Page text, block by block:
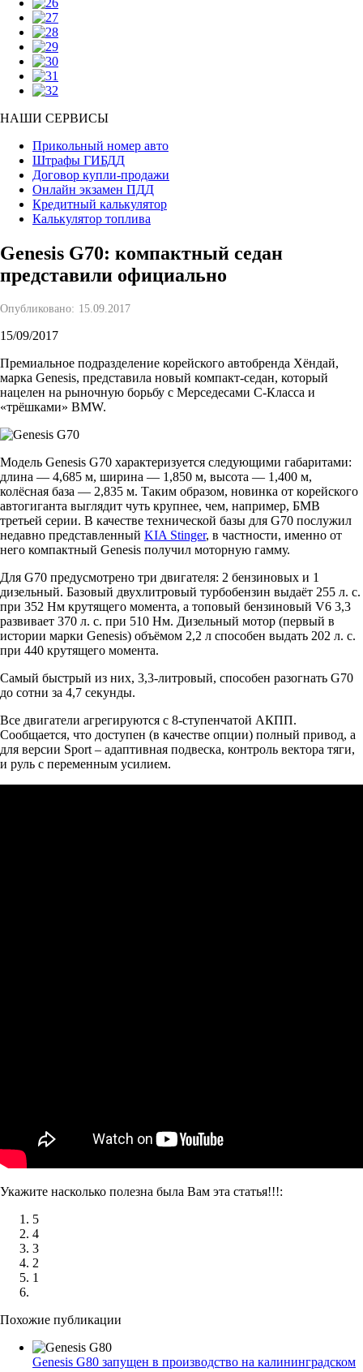
НАШИ СЕРВИСЫ
Прикольный номер авто
Штрафы ГИБДД
Договор купли-продажи
Онлайн экзамен ПДД
Кредитный калькулятор
Калькулятор топлива
Genesis G70: компактный седан
представили официально
Опубликовано: 15.09.2017
15/09/2017
Премиальное подразделение корейского автобренда Хёндай,
марка Genesis, представила новый компакт-седан, который
нацелен на рыночную борьбу с Мерседесами C-Класса и
«трёшками» BMW.
Модель Genesis G70 характеризуется следующими габаритами:
длина — 4,685 м, ширина — 1,850 м, высота — 1,400 м,
колёсная база — 2,835 м. Таким образом, новинка от корейского
автогиганта выглядит чуть крупнее, чем, например, БМВ
третьей серии. В качестве технической базы для G70 послужил
недавно представленный KIA Stinger, в частности, именно от
него компактный Genesis получил моторную гамму.
Для G70 предусмотрено три двигателя: 2 бензиновых и 1
дизельный. Базовый двухлитровый турбобензин выдаёт 255 л. с.
при 352 Нм крутящего момента, а топовый бензиновый V6 3,3
развивает 370 л. с. при 510 Нм. Дизельный мотор (первый в
истории марки Genesis) объёмом 2,2 л способен выдать 202 л. с.
при 440 крутящего момента.
Самый быстрый из них, 3,3-литровый, способен разогнать G70
до сотни за 4,7 секунды.
Все двигатели агрегируются с 8-ступенчатой АКПП.
Сообщается, что доступен (в качестве опции) полный привод, а
для версии Sport – адаптивная подвеска, контроль вектора тяги,
и руль с переменным усилием.
Укажите насколько полезна была Вам эта статья!!!:
5
4
3
2
1
Похожие публикации
Genesis G80 запущен в производство на калининградском